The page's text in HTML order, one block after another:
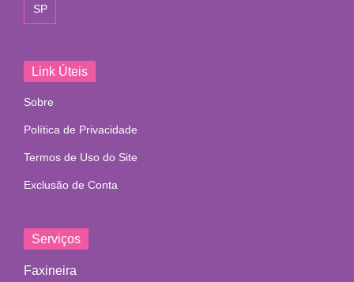
SP
Link Úteis
Sobre
Política de Privacidade
Termos de Uso do Site
Exclusão de Conta
Serviços
Faxineira